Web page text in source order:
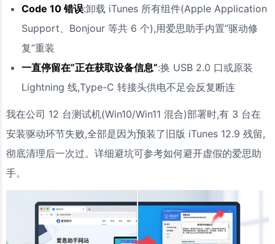
Code 10 错误:卸载 iTunes 所有组件(Apple Application
Support、Bonjour 等共 6 个),用爱思助手内置”驱动修
复”重装
一直停留在”正在获取设备信息”:换 USB 2.0 口或原装
Lightning 线,Type-C 转接头供电不足会反复断连
我在公司 12 台测试机(Win10/Win11 混合)部署时,有 3 台在
安装驱动环节失败,全部是因为预装了旧版 iTunes 12.9 残留,
彻底清理后一次过。详细避坑可参考如何避开虚假的爱思助
手。